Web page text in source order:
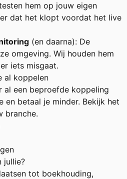
hem op jouw eigen
dat het klopt voordat het live
(en daarna): De
omgeving. Wij houden hem
iets misgaat.
al koppelen
al een beproefde koppeling
en betaal je minder. Bekijk het
branche.
jullie?
tot boekhouding,